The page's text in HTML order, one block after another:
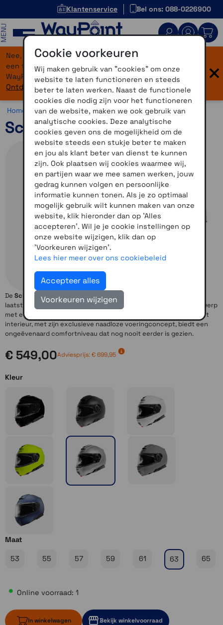
Klantenservice Bel ons: 088-0226900
Nee, je bent niet verdwaald! Onze website heeft
een flinke upgrade gekregen. Dezelfde vertrouwde
WayPoint-service, maar dan in een modern jasje.
Ontdek hier wat er allemaal nieuw is.
×
Home >Motor >Helmen >Schuberth C5
Schuberth C5 Zilver 63
De Schuberth C5
is een helm van de laatste generatie vol met de
laatste technologie.Schuberth C5heeft een volledig nieuw ontwerp
met een buitengewoon compacte en aerodynamische schaal. Het
interieur, met zijn exclusieve naadloze voeringconcept, biedt een
ongeëvenaard comfortniveau dat nog nooit eerder is gezien.
€ 549,00Adviesprijs: € 699,95
Kleur
Maat
53 55 57 59 61 63 65
Online voorraad: 1
In winkelwagen Bekijk winkelvoorraad
Cookie voorkeuren
Wij maken gebruik van "cookies" om onze
website te laten functioneren en steeds
beter te laten werken. Naast de functionele
cookies die nodig zijn voor het functioneren
van de website, maken we ook gebruik van
analytische cookies. Deze analytische
cookies geven ons de mogelijkheid om de
website steeds een stukje beter te maken
en jou als klant beter van dienst te kunnen
zijn. Ook plaatsen wij cookies waarmee wij,
en partijen waar we mee samen werken, jouw
gedrag kunnen volgen en persoonlijke
informatie kunnen tonen. Als je zo optimaal
mogelijk gebruik wilt kunnen maken van onze
website, klik hieronder dan op 'Alles
accepteren'. Wil je je cookie instellingen op
onze website wijzigen, klik dan op
'Voorkeuren wijzigen'.
Lees hier meer over ons cookiebeleid
Accepteer alles
Voorkeuren wijzigen